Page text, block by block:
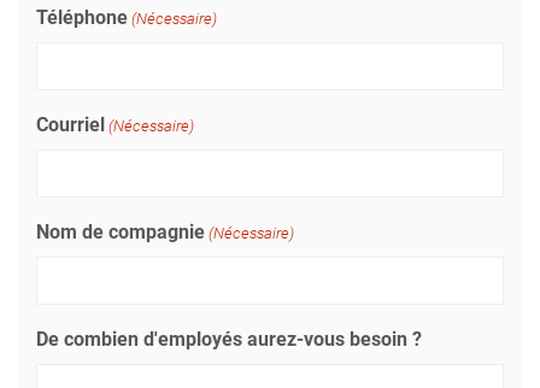
Téléphone (Nécessaire)
Courriel (Nécessaire)
Nom de compagnie (Nécessaire)
De combien d'employés aurez-vous besoin ?